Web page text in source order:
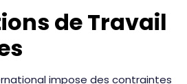
de Travail
impose des contraintes